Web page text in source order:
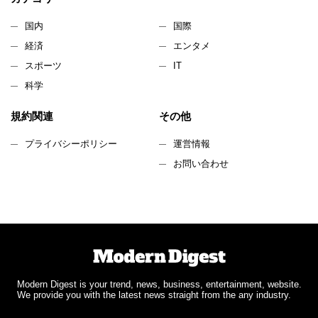
国内
国際
経済
エンタメ
スポーツ
IT
科学
規約関連
プライバシーポリシー
その他
運営情報
お問い合わせ
Modern Digest is your trend, news, business, entertainment, website.
We provide you with the latest news straight from the any industry.